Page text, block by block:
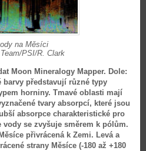
na Měsíci
PSI/R. Clark
Moon Mineralogy Mapper. Dole:
barvy představují různé typy
horniny. Tmavé oblasti mají
tvary absorpcí, které jsou
absorpce charakteristické pro
se zvyšuje směrem k pólům.
přivrácená k Zemi. Levá a
strany Měsíce (-180 až +180